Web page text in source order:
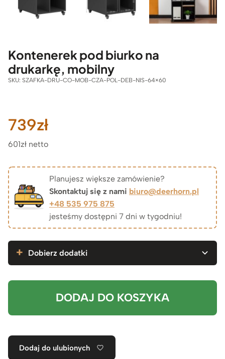
Kontenerek pod biurko na
drukarkę, mobilny
SKU: SZAFKA-DRU-CO-MOB-CZA-POL-DEB-NIS-64×60
739zł
601zł netto
Planujesz większe zamówienie?
Skontaktuj się z nami biuro@deerhorn.pl
+48 535 975 875
jesteśmy dostępni 7 dni w tygodniu!
Dobierz dodatki
DODAJ DO KOSZYKA
Dodaj do ulubionych